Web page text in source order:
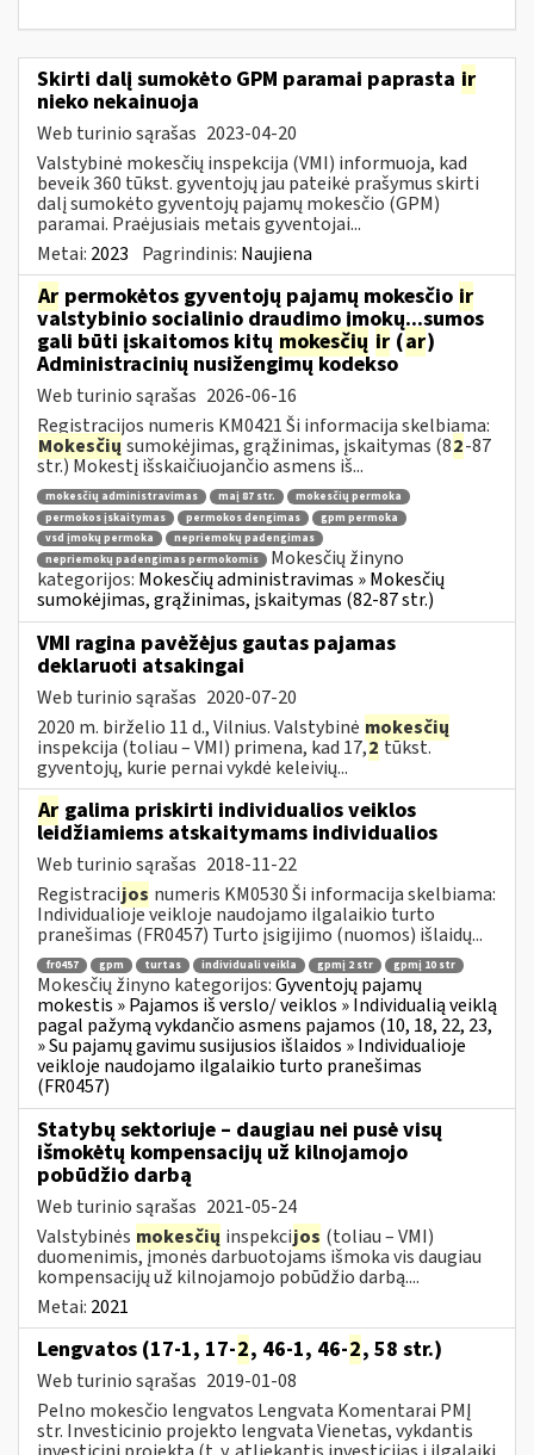
Skirti dalį sumokėto GPM paramai paprasta ir
nieko nekainuoja
Web turinio sąrašas 2023-04-20
Valstybinė mokesčių inspekcija (VMI) informuoja, kad
beveik 360 tūkst. gyventojų jau pateikė prašymus skirti
dalį sumokėto gyventojų pajamų mokesčio (GPM)
paramai. Praėjusiais metais gyventojai...
Metai: 2023 Pagrindinis: Naujiena
Ar permokėtos gyventojų pajamų mokesčio ir
valstybinio socialinio draudimo įmokų...sumos
gali būti įskaitomos kitų mokesčių ir (ar)
Administracinių nusižengimų kodekso
Web turinio sąrašas 2026-06-16
Registracijos numeris KM0421 Ši informacija skelbiama:
Mokesčių sumokėjimas, grąžinimas, įskaitymas (82-87
str.) Mokestį išskaičiuojančio asmens iš...
mokesčių administravimas maį 87 str.
mokesčių permoka
permokos įskaitymas
permokos dengimas
gpm permoka
vsd įmokų permoka
nepriemokų padengimas
nepriemokų padengimas permokomis
Mokesčių žinyno
kategorijos: Mokesčių administravimas » Mokesčių
sumokėjimas, grąžinimas, įskaitymas (82-87 str.)
VMI ragina pavėžėjus gautas pajamas
deklaruoti atsakingai
Web turinio sąrašas 2020-07-20
2020 m. birželio 11 d., Vilnius. Valstybinė mokesčių
inspekcija (toliau – VMI) primena, kad 17,2tūkst.
gyventojų, kurie pernai vykdė keleivių...
Ar galima priskirti individualios veiklos
leidžiamiems atskaitymams individualios
Web turinio sąrašas 2018-11-22
Registracijos numeris KM0530 Ši informacija skelbiama:
Individualioje veikloje naudojamo ilgalaikio turto
pranešimas (FR0457) Turto įsigijimo (nuomos) išlaidų...
fr0457 gpm turtas individuali veikla gpmį 2 str gpmį 10 str
Mokesčių žinyno kategorijos:Gyventojų pajamų
mokestis » Pajamos iš verslo/ veiklos » Individualią veiklą
pagal pažymą vykdančio asmens pajamos (10, 18, 22, 23,
» Su pajamų gavimu susijusios išlaidos » Individualioje
veikloje naudojamo ilgalaikio turto pranešimas
(FR0457)
Statybų sektoriuje – daugiau nei pusė visų
išmokėtų kompensacijų už kilnojamojo
pobūdžio darbą
Web turinio sąrašas 2021-05-24
Valstybinės mokesčių inspekcijos (toliau – VMI)
duomenimis, įmonės darbuotojams išmoka vis daugiau
kompensacijų už kilnojamojo pobūdžio darbą....
Metai: 2021
Lengvatos (17-1, 17-2, 46-1, 46-2, 58 str.)
Web turinio sąrašas 2019-01-08
Pelno mokesčio lengvatos Lengvata Komentarai PMĮ
str. Investicinio projekto lengvata Vienetas, vykdantis